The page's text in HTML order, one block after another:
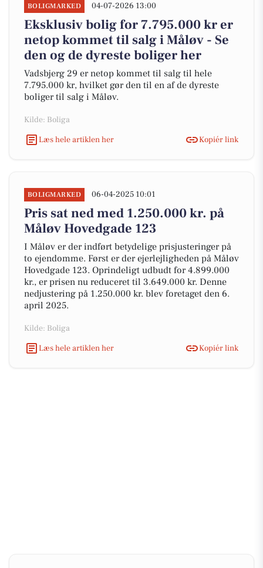
BOLIGMARKED 04-07-2026 13:00
Eksklusiv bolig for 7.795.000 kr er
netop kommet til salg i Måløv - Se
den og de dyreste boliger her
Vadsbjerg 29 er netop kommet til salg til hele
7.795.000 kr, hvilket gør den til en af de dyreste
boliger til salg i Måløv.
Kilde: Boliga
Læs hele artiklen her
Kopiér link
BOLIGMARKED 06-04-2025 10:01
Pris sat ned med 1.250.000 kr. på
Måløv Hovedgade 123
I Måløv er der indført betydelige prisjusteringer på
to ejendomme. Først er der ejerlejligheden på Måløv
Hovedgade 123. Oprindeligt udbudt for 4.899.000
kr., er prisen nu reduceret til 3.649.000 kr. Denne
nedjustering på 1.250.000 kr. blev foretaget den 6.
april 2025.
Kilde: Boliga
Læs hele artiklen her
Kopiér link